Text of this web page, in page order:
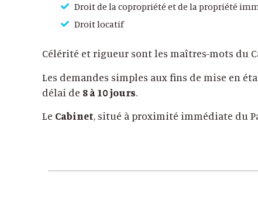
Droit de la copropriété et de la propriété
Droit locatif
Célérité et rigueur sont les maîtres-mots du
Les demandes simples aux fins de mise en
délai de 8 à 10 jours.
Le Cabinet, situé à proximité immédiate du